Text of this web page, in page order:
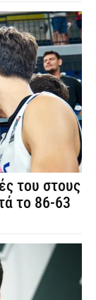
του στους
το 86-63